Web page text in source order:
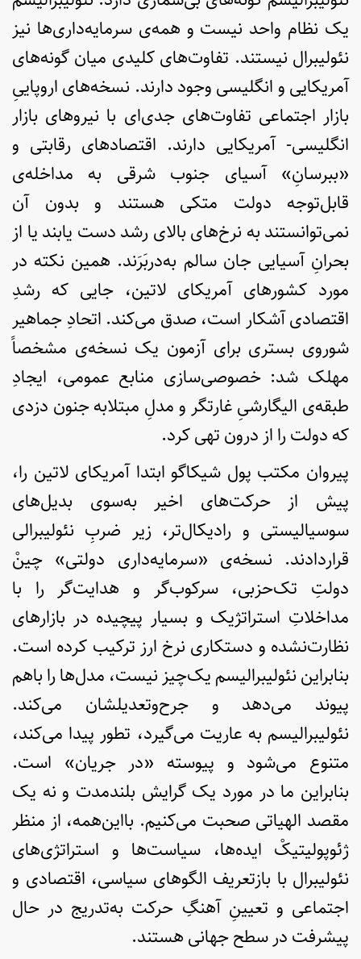
یک نظام واحد نیست و همه‌ی سرمایه‌داری‌ها نیز
نئولیبرال نیستند. تفاوت‌های کلیدی میان گونه‌های
آمریکایی و انگلیسی وجود دارند. نسخه‌های اروپاییِ
بازار اجتماعی تفاوت‌های جدی‌ای با نیروهای بازار
انگلیسی- آمریکایی دارند. اقتصادهای رقابتی و
«ببرسانِ» آسیای جنوب شرقی به مداخله‌ی
قابل‌توجه دولت متکی هستند و بدون آن
نمی‌توانستند به نرخ‌های بالای رشد دست یابند یا از
بحرانِ آسیایی جان سالم به‌دربَرَند. همین نکته در
مورد کشورهای آمریکای لاتین، جایی که رشدِ
اقتصادی آشکار است، صدق می‌کند. اتحادِ جماهیر
شوروی بستری برای آزمون یک نسخه‌ی مشخصاً
مهلک شد: خصوصی‌سازی منابع عمومی، ایجادِ
طبقه‌ی الیگارشیِ غارتگر و مدلِ مبتلابه جنون دزدی
که دولت را از درون تهی کرد.
پیروان مکتب پول شیکاگو ابتدا آمریکای لاتین را،
پیش از حرکت‌های اخیر به‌سوی بدیل‌های
سوسیالیستی و رادیکال‌تر، زیر ضربِ نئولیبرالی
قراردادند. نسخه‌ی «سرمایه‌داری دولتی» چینْ
دولتِ تک‌حزبی، سرکوب‌گر و هدایت‌گر را با
مداخلاتِ استراتژیک و بسیار پیچیده در بازارهای
نظارت‌نشده و دستکاری نرخ ارز ترکیب کرده است.
بنابراین نئولیبرالیسم یک‌چیز نیست، مدل‌ها را باهم
پیوند می‌دهد و جرح‌وتعدیلشان می‌کند.
نئولیبرالیسم به عاریت می‌گیرد، تطور پیدا می‌کند،
متنوع می‌شود و پیوسته «در جریان» است.
بنابراین ما در مورد یک گرایش بلندمدت و نه یک
مقصد الهیاتی صحبت می‌کنیم. بااین‌همه، از منظر
ژئوپولیتیکْ ایده‌ها، سیاست‌ها و استراتژی‌های
نئولیبرال با بازتعریف الگوهای سیاسی، اقتصادی و
اجتماعی و تعیینِ آهنگِ حرکت به‌تدریج در حال
پیشرفت در سطح جهانی هستند.